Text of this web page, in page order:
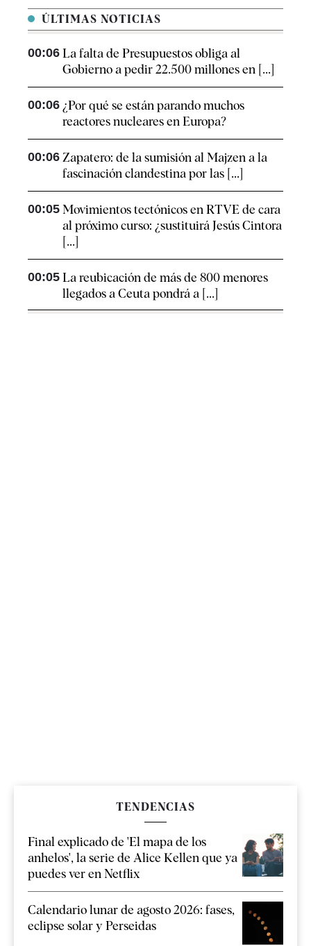
ÚLTIMAS NOTICIAS
00:06 La falta de Presupuestos obliga al
Gobierno a pedir 22.500 millones en [...]
00:06 ¿Por qué se están parando muchos
reactores nucleares en Europa?
00:06 Zapatero: de la sumisión al Majzen a la
fascinación clandestina por las [...]
00:05 Movimientos tectónicos en RTVE de cara
al próximo curso: ¿sustituirá Jesús Cintora
[...]
00:05 La reubicación de más de 800 menores
llegados a Ceuta pondrá a [...]
TENDENCIAS
Final explicado de 'El mapa de los
anhelos', la serie de Alice Kellen que ya
puedes ver en Netflix
Calendario lunar de agosto 2026: fases,
eclipse solar y Perseidas